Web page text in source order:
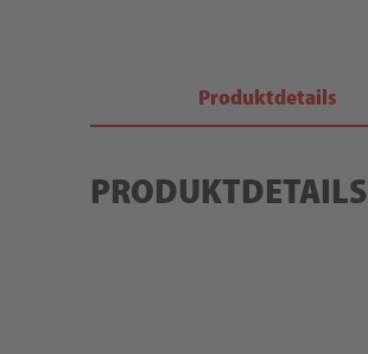
Produktdetails
PRODUKTDETAILS